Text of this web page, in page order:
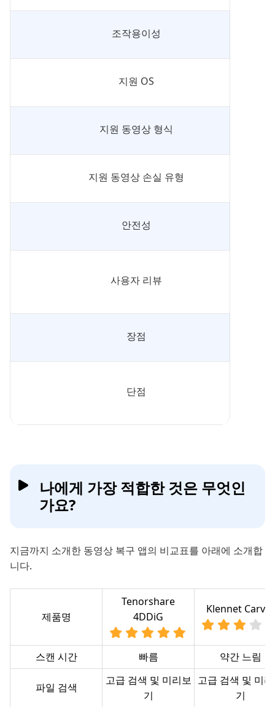
조작용이성
지원 OS
지원 동영상 형식
지원 동영상 손실 유형
안전성
사용자 리뷰
장점
단점
나에게 가장 적합한 것은 무엇인
가요?
지금까지 소개한 동영상 복구 앱의 비교표를 아래에 소개합
니다.
제품명
Tenorshare
4DDiG
Klennet Carver
스캔 시간 빠름 약간 느림
파일 검색
고급 검색 및 미리보
기
고급 검색 및 미
기